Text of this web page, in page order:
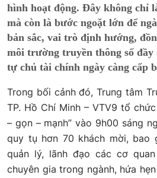
hình hoạt động. Đây không chỉ
mà còn là bước ngoặt lớn để
bản sắc, vai trò định hướng,
môi trường truyền thông số
tự chủ tài chính ngày càng cấp
Trong bối cảnh đó, Trung tâm
TP. Hồ Chí Minh – VTV9 tổ
– gọn – mạnh” vào 9h00 sáng
quy tụ hơn 70 khách mời, bao
quản lý, lãnh đạo các cơ
chuyên gia trong ngành, hứa